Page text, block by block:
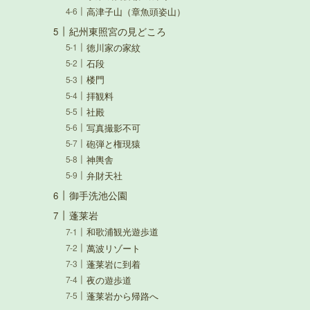
高津子山（章魚頭姿山）
紀州東照宮の見どころ
徳川家の家紋
石段
楼門
拝観料
社殿
写真撮影不可
砲弾と権現猿
神輿舎
弁財天社
御手洗池公園
蓬莱岩
和歌浦観光遊歩道
萬波リゾート
蓬莱岩に到着
夜の遊歩道
蓬莱岩から帰路へ